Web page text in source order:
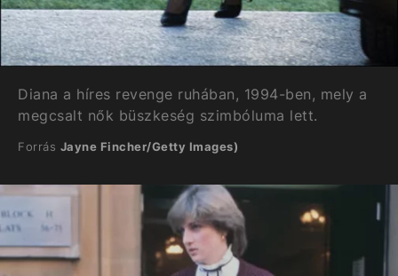
Diana a híres revenge ruhában, 1994-ben, mely a
megcsalt nők büszkeség szimbóluma lett.
Forrás Jayne Fincher/Getty Images)